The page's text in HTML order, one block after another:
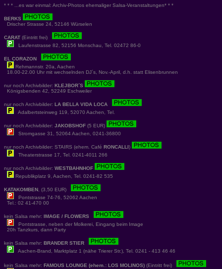
* * * ...es war einmal: Archiv-Photos ehemaliger Salsa-Veranstaltungen* * *
BERKS
Drischer Strasse 24, 52146 Würselen
CARAT (Eintritt frei)
Laufenstrasse 82, 52156 Monschau, Tel. 02472 86-0
EL CORAZON
Rehmannstr. 20a, Aachen
18.00-22.00 Uhr mit wechselnden DJ´s, Nov.-April, d.h. statt Elisenbrunnen
nur noch Archivbilder: KLEJBOR´S
Königsbenden 42, 52249 Eschweiler
nur noch Archivbilder: LA BELLA VIDA LOCA
Adalbertsteinweg 119, 52070 Aachen, Tel.
nur noch Archivbilder: JAKOBSHOF (5 EUR)
Stromgasse 31, 52064 Aachen, 0241-36800
nur noch Archivbilder: STAIRS (ehem. Café RONCALLI)
Theaterstrasse 17, Tel. 0241-4011 266
nur noch Archivbilder: WESTBAHNHOF
Republikplatz 9, Aachen, Tel. 0241-82 535
KATAKOMBEN , (3,50 EUR)
Pontstrasse 74-76, 52062 Aachen
Tel.: 02 41-470 00
kein Salsa mehr: IMAGE / FLOWERS
Pontstrasse, neben der Molkerei, Eingang beim Image
20h Tanzkurs, dann Party
kein Salsa mehr: BRANDER STIER
Aachen-Brand, Marktplatz 1 (nähe Trierer Str.), Tel. 0241 - 413 46 46
kein Salsa mehr: FAMOUS LOUNGE (ehem.: LOS MOLINOS) (Eintritt frei)